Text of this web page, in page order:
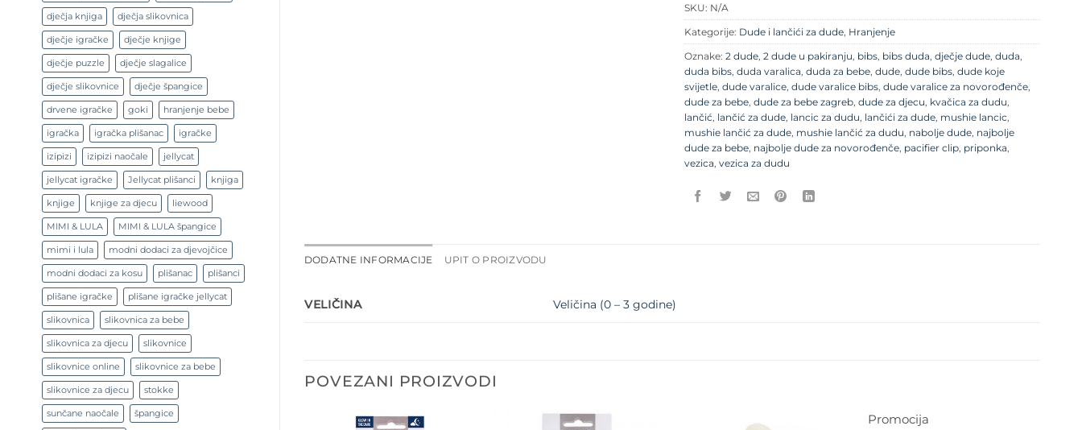
dječja knjiga dječja slikovnica
dječje igračke dječje knjige
dječje puzzle dječje slagalice
dječje slikovnice dječje špangice
drvene igračke goki hranjenje bebe
igračka igračka plišanac igračke
izipizi izipizi naočale jellycat
jellycat igračke Jellycat plišanci knjiga
knjige knjige za djecu liewood
MIMI & LULA MIMI & LULA špangice
mimi i lula modni dodaci za djevojčice
modni dodaci za kosu plišanac plišanci
plišane igračke plišane igračke jellycat
slikovnica slikovnica za bebe
slikovnica za djecu slikovnice
slikovnice online slikovnice za bebe
slikovnice za djecu stokke
sunčane naočale špangice
SKU: N/A
Kategorije: Dude i lančići za dude, Hranjenje
Oznake: 2 dude, 2 dude u pakiranju, bibs, bibs duda, dječje dude, duda,
duda bibs, duda varalica, duda za bebe, dude, dude bibs, dude koje
svijetle, dude varalice, dude varalice bibs, dude varalice za novorođenče,
dude za bebe, dude za bebe zagreb, dude za djecu, kvačica za dudu,
lančić, lančić za dude, lancic za dudu, lančići za dude, mushie lancic,
mushie lančić za dude, mushie lančić za dudu, nabolje dude, najbolje
dude za bebe, najbolje dude za novorođenče, pacifier clip, priponka,
vezica, vezica za dudu
DODATNE INFORMACIJE UPIT O PROIZVODU
VELIČINA Veličina (0 – 3 godine)
POVEZANI PROIZVODI
Promocija